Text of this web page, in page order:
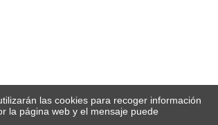
las cookies para recoger información
la página web y el mensaje puede